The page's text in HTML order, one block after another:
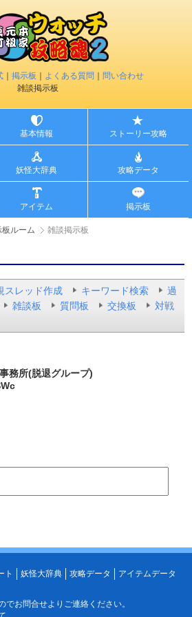
｜ 掲示板 よくある質問
問い合わせ
雑談掲示板
基本情報 ストーリー攻略
妖怪大辞典 攻略データ
アイテム 掲示板
板ルーム 雑談掲示板
スレッド作成 キーワード検索
過
雑談板 質問板 交換板
対戦
務所(脱退グループ)
ト 妖怪大辞典 攻略データ
アイテムデータ
でお問合せよりご連絡ください。